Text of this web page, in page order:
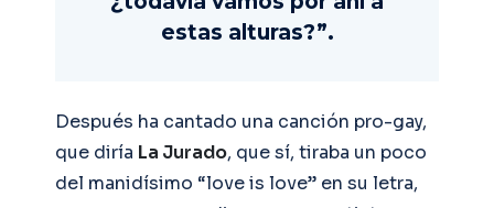
estas alturas?”.
Después ha cantado una canción pro-gay,
que diría La Jurado, que sí, tiraba un poco
del manidísimo “love is love” en su letra,